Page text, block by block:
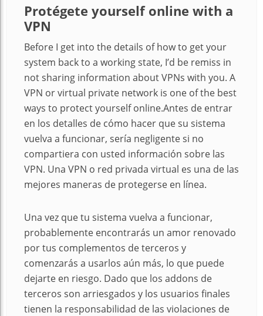
Protégete yourself online with a
VPN
Before I get into the details of how to get your
system back to a working state, I’d be remiss in
not sharing information about VPNs with you. A
VPN or virtual private network is one of the best
ways to protect yourself online.Antes de entrar
en los detalles de cómo hacer que su sistema
vuelva a funcionar, sería negligente si no
compartiera con usted información sobre las
VPN. Una VPN o red privada virtual es una de las
mejores maneras de protegerse en línea.
Una vez que tu sistema vuelva a funcionar,
probablemente encontrarás un amor renovado
por tus complementos de terceros y
comenzarás a usarlos aún más, lo que puede
dejarte en riesgo. Dado que los addons de
terceros son arriesgados y los usuarios finales
tienen la responsabilidad de las violaciones de